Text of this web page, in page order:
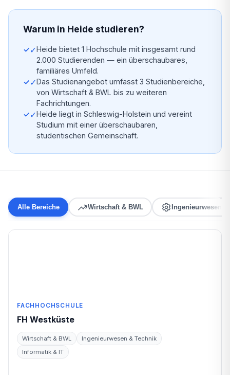
Warum in Heide studieren?
✓Heide bietet 1 Hochschule mit insgesamt rund
2.000 Studierenden — ein überschaubares,
familiäres Umfeld.
✓Das Studienangebot umfasst 3 Studienbereiche,
von Wirtschaft & BWL bis zu weiteren
Fachrichtungen.
✓Heide liegt in Schleswig-Holstein und vereint
Studium mit einer überschaubaren,
studentischen Gemeinschaft.
Alle Bereiche Wirtschaft & BWL Ingenieurwesen
FACHHOCHSCHULE
FH Westküste
Wirtschaft & BWL
Ingenieurwesen & Technik
Informatik & IT